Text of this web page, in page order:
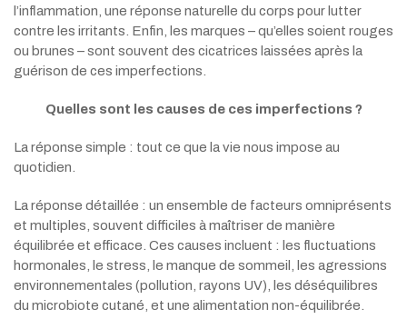
l’inflammation, une réponse naturelle du corps pour lutter
contre les irritants. Enfin, les marques – qu’elles soient rouges
ou brunes – sont souvent des cicatrices laissées après la
guérison de ces imperfections.
Quelles sont les causes de ces imperfections ?
La réponse simple : tout ce que la vie nous impose au
quotidien.
La réponse détaillée : un ensemble de facteurs omniprésents
et multiples, souvent difficiles à maîtriser de manière
équilibrée et efficace. Ces causes incluent : les fluctuations
hormonales, le stress, le manque de sommeil, les agressions
environnementales (pollution, rayons UV), les déséquilibres
du microbiote cutané, et une alimentation non-équilibrée.